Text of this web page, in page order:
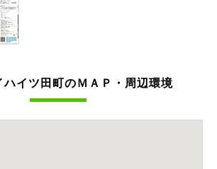
ハイツ田町のＭＡＰ・周辺環境